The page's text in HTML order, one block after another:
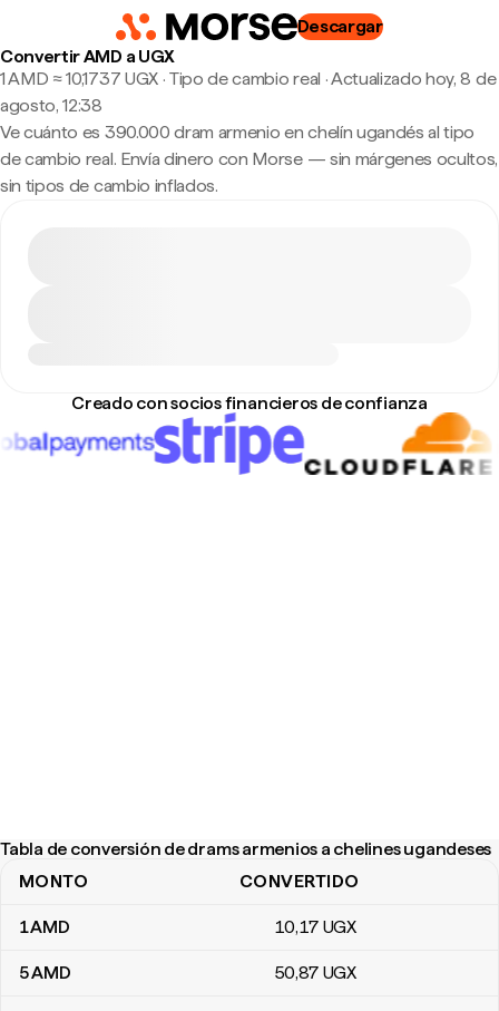
Descargar
Convertir AMD a UGX
1 AMD ≈ 10,1737 UGX · Tipo de cambio real ·Actualizado hoy, 8 de
agosto, 12:38
Ve cuánto es 390.000 dram armenio en chelín ugandés al tipo
de cambio real. Envía dinero con Morse — sin márgenes ocultos,
sin tipos de cambio inflados.
Creado con socios financieros de confianza
Tabla de conversión de drams armenios a chelines ugandeses
Tabla de conversión de drams armenios a chelines ugandeses
MONTO CONVERTIDO
1AMD 10,17 UGX
5AMD 50,87 UGX